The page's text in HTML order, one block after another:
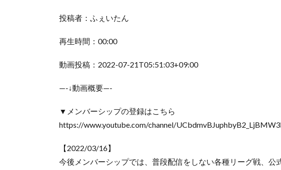
投稿者：ふぇいたん
再生時間：00:00
動画投稿：2022-07-21T05:51:03+09:00
—-↓動画概要—-
▼メンバーシップの登録はこちら
https://www.youtube.com/channel/
【2022/03/16】
今後メンバーシップでは、普段配信をしない各種リーグ戦、公